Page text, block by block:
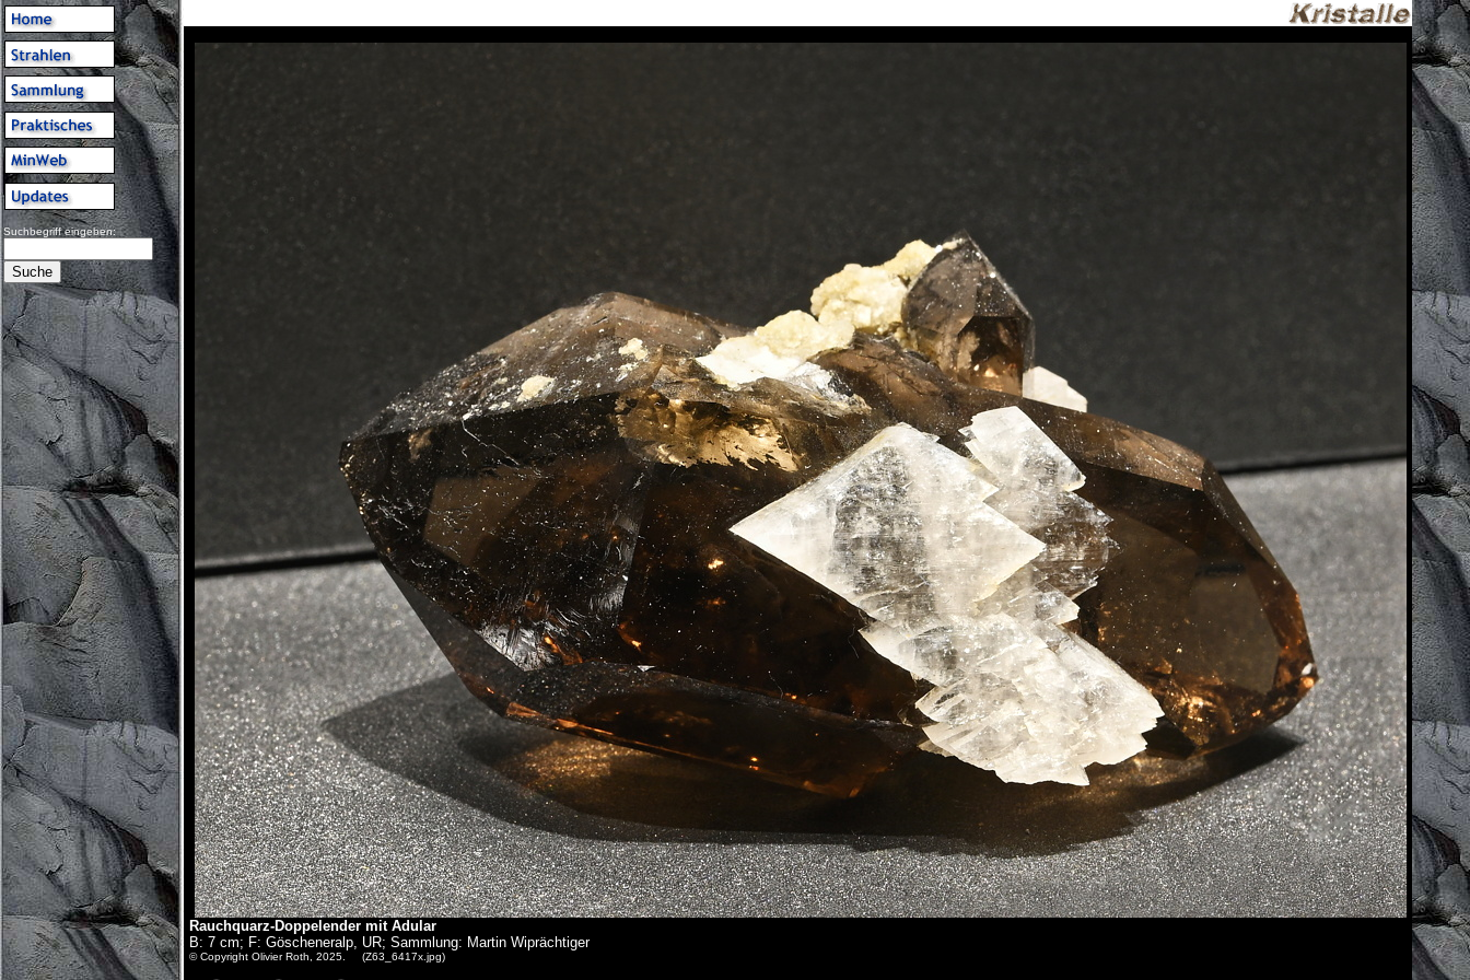
Suchbegriff eingeben:
Rauchquarz-Doppelender mit Adular
B: 7 cm; F: Göscheneralp, UR; Sammlung: Martin Wiprächtiger
© Copyright Olivier Roth, 2025. (Z63_6417x.jpg)